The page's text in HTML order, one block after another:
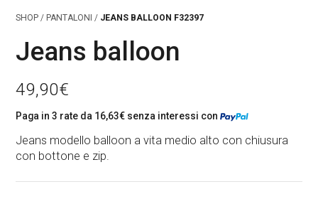
SHOP / PANTALONI / JEANS BALLOON F32397
Jeans balloon
49,90€
Paga in 3 rate da 16,63€ senza interessi con
Jeans modello balloon a vita medio alto con chiusura
con bottone e zip.